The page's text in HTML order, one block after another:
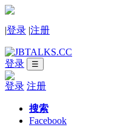
|登录 |注册
登录 ☰
登录 注册
搜索
Facebook